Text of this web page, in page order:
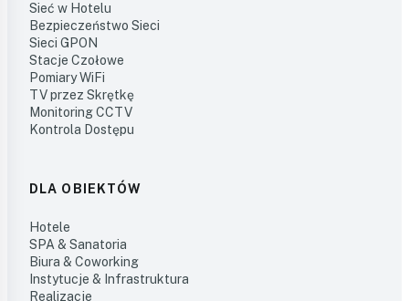
Sieć w Hotelu
Bezpieczeństwo Sieci
Sieci GPON
Stacje Czołowe
Pomiary WiFi
TV przez Skrętkę
Monitoring CCTV
Kontrola Dostępu
DLA OBIEKTÓW
Hotele
SPA & Sanatoria
Biura & Coworking
Instytucje & Infrastruktura
Realizacje